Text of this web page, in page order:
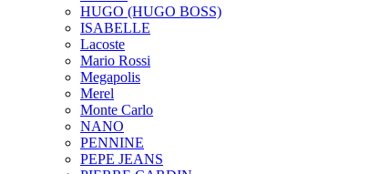
HUGO (HUGO BOSS)
ISABELLE
Lacoste
Mario Rossi
Megapolis
Merel
Monte Carlo
NANO
PENNINE
PEPE JEANS